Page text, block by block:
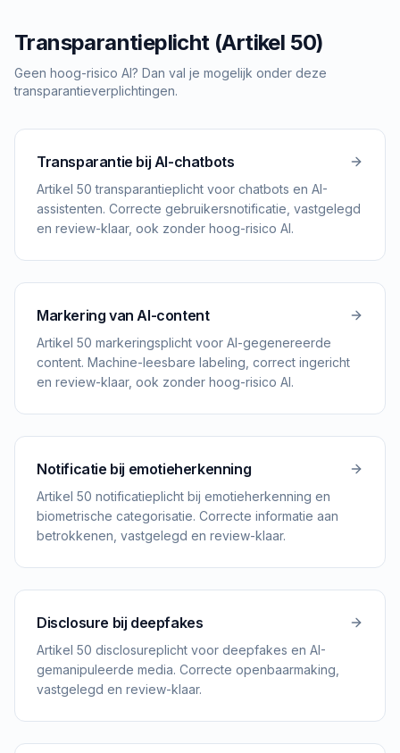
Transparantieplicht (Artikel 50)
Geen hoog-risico AI? Dan val je mogelijk onder deze
transparantieverplichtingen.
Transparantie bij AI-chatbots
Artikel 50 transparantieplicht voor chatbots en AI-
assistenten. Correcte gebruikersnotificatie, vastgelegd
en review-klaar, ook zonder hoog-risico AI.
Markering van AI-content
Artikel 50 markeringsplicht voor AI-gegenereerde
content. Machine-leesbare labeling, correct ingericht
en review-klaar, ook zonder hoog-risico AI.
Notificatie bij emotieherkenning
Artikel 50 notificatieplicht bij emotieherkenning en
biometrische categorisatie. Correcte informatie aan
betrokkenen, vastgelegd en review-klaar.
Disclosure bij deepfakes
Artikel 50 disclosureplicht voor deepfakes en AI-
gemanipuleerde media. Correcte openbaarmaking,
vastgelegd en review-klaar.